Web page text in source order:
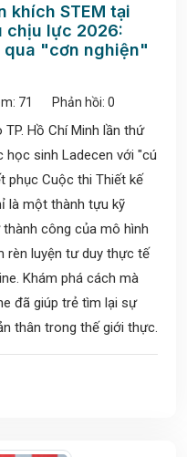
khích STEM tại
chịu lực 2026:
qua "cơn nghiện"
71 Phản hồi: 0
Hồ Chí Minh lần thứ
học sinh Ladecen với "cú
phục Cuộc thi Thiết kế
là một thành tựu kỹ
công của mô hình
rèn luyện tư duy thực tế
Khám phá cách mà
đã giúp trẻ tìm lại sự
thân trong thế giới thực.